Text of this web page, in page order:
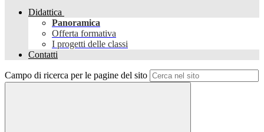
Didattica
Panoramica
Offerta formativa
I progetti delle classi
Contatti
Campo di ricerca per le pagine del sito